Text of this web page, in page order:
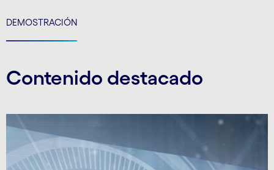
DEMOSTRACIÓN
Contenido destacado